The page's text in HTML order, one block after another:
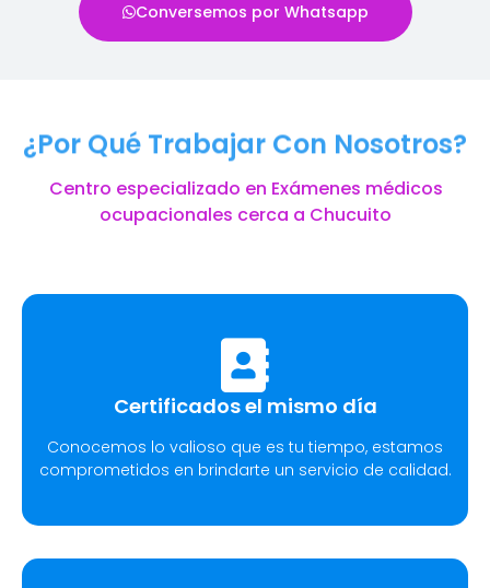
Conversemos por Whatsapp
¿Por Qué Trabajar Con Nosotros?
Centro especializado en Exámenes médicos
ocupacionales cerca a Chucuito
Certificados el mismo día
Conocemos lo valioso que es tu tiempo, estamos
comprometidos en brindarte un servicio de calidad.